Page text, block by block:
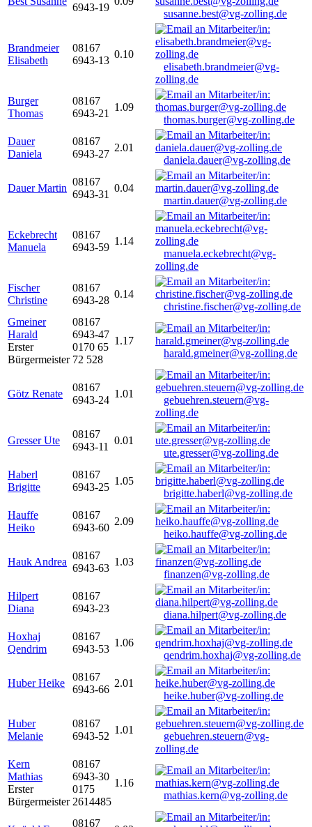
6943-19
susanne.best@vg-zolling.de
Brandmeier
Elisabeth
08167
6943-13
0.10
elisabeth.brandmeier@vg-
zolling.de
Burger
Thomas
08167
6943-21
1.09
thomas.burger@vg-zolling.de
Dauer
Daniela
08167
6943-27
2.01
daniela.dauer@vg-zolling.de
Dauer Martin
08167
6943-31
0.04
martin.dauer@vg-zolling.de
Eckebrecht
Manuela
08167
6943-59
1.14
manuela.eckebrecht@vg-
zolling.de
Fischer
Christine
08167
6943-28
0.14
christine.fischer@vg-zolling.de
Gmeiner
Harald
Erster
Bürgermeister
08167
6943-47
0170 65
72 528
1.17
harald.gmeiner@vg-zolling.de
Götz Renate
08167
6943-24
1.01
gebuehren.steuern@vg-
zolling.de
Gresser Ute
08167
6943-11
0.01
ute.gresser@vg-zolling.de
Haberl
Brigitte
08167
6943-25
1.05
brigitte.haberl@vg-zolling.de
Hauffe
Heiko
08167
6943-60
2.09
heiko.hauffe@vg-zolling.de
Hauk Andrea
08167
6943-63
1.03
finanzen@vg-zolling.de
Hilpert
Diana
08167
6943-23
diana.hilpert@vg-zolling.de
Hoxhaj
Qendrim
08167
6943-53
1.06
qendrim.hoxhaj@vg-zolling.de
Huber Heike
08167
6943-66
2.01
heike.huber@vg-zolling.de
Huber
Melanie
08167
6943-52
1.01
gebuehren.steuern@vg-
zolling.de
Kern
Mathias
Erster
Bürgermeister
08167
6943-30
0175
2614485
1.16
mathias.kern@vg-zolling.de
08167